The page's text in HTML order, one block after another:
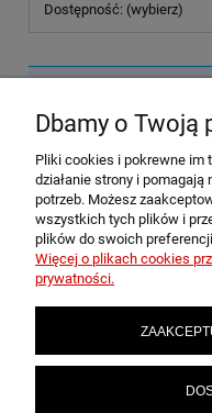
Dostępność: (wybierz)
Dbamy o Twoją
Pliki cookies i pokrewne im
działanie strony i
potrzeb. Możesz
wszystkich tych plików i
plików do swoich
Więcej o plikach cookies
prywatności.